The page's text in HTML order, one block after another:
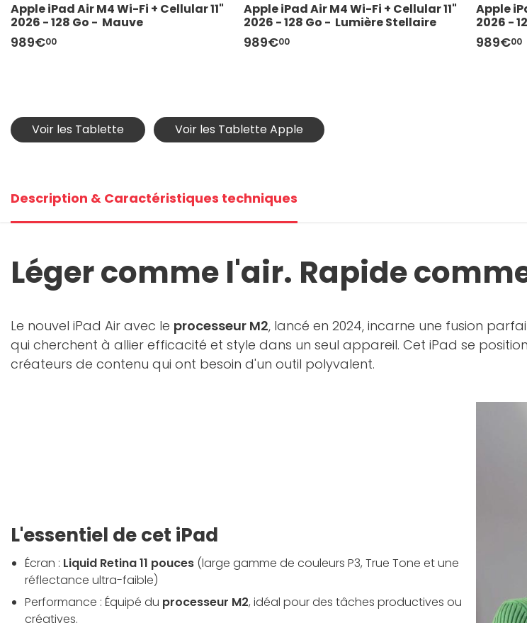
Apple iPad Air M4 Wi-Fi + Cellular 11"
2026 - 128 Go -  Mauve
989€00
Apple iPad Air M4 Wi-Fi + Cellular 11"
2026 - 128 Go -  Lumière Stellaire
989€00
Apple
2026 -
989€00
Voir les Tablette Voir les Tablette Apple
Description & Caractéristiques techniques
Léger comme l'air. Rapide
Le nouvel iPad Air avec le processeur M2, lancé en 2024, incarne une fusion
qui cherchent à allier efficacité et style dans un seul appareil. Cet iPad se
créateurs de contenu qui ont besoin d'un outil polyvalent.
L'essentiel de cet iPad
Écran : Liquid Retina 11 pouces (large gamme de couleurs P3, True Tone et une
réflectance ultra-faible)
Performance : Équipé du processeur M2, idéal pour des tâches productives ou
créatives.